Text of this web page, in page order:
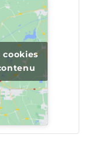
cookies